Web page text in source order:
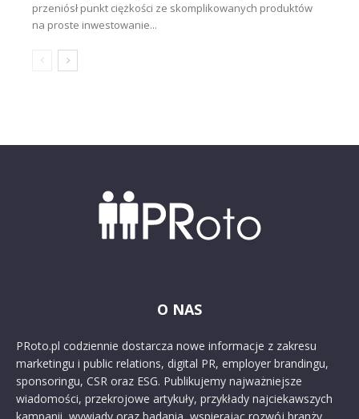
przeniósł punkt ciężkości ze skomplikowanych produktów
na proste inwestowanie...
O NAS
PRoto.pl codziennie dostarcza nowe informacje z zakresu
marketingu i public relations, digital PR, employer brandingu,
sponsoringu, CSR oraz ESG. Publikujemy najważniejsze
wiadomości, przekrojowe artykuły, przykłady najciekawszych